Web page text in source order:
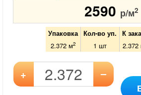
2590 р/м2
Упаковка Кол-во уп. К
2.372 м2 1 шт 2.372
+ –